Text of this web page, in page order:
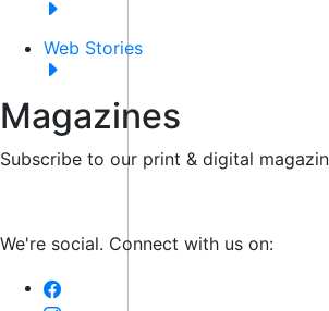
Web Stories
Magazines
Subscribe to our print & digital
We're social. Connect with us on: